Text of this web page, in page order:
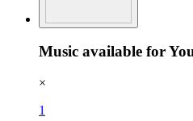
Music available for
×
1